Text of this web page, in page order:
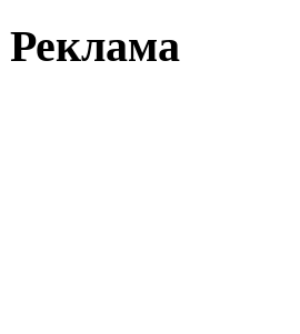
Реклама